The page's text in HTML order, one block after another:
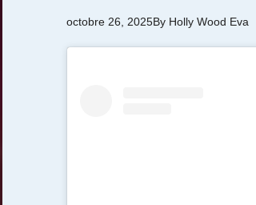
octobre 26, 2025By Holly Wood Eva